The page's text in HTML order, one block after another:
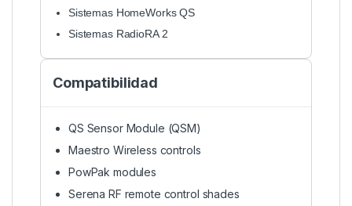
Sistemas HomeWorks QS
Sistemas RadioRA 2
Compatibilidad
QS Sensor Module (QSM)
Maestro Wireless controls
PowPak modules
Serena RF remote control shades